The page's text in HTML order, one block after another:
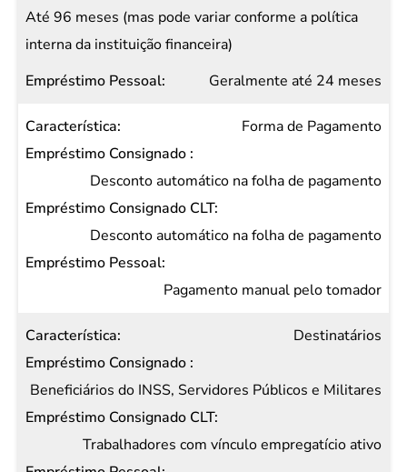
Até 96 meses (mas pode variar conforme a política
interna da instituição financeira)
Geralmente até 24 meses
Forma de Pagamento
Desconto automático na folha de pagamento
Desconto automático na folha de pagamento
Pagamento manual pelo tomador
Destinatários
Beneficiários do INSS, Servidores Públicos e Militares
Trabalhadores com vínculo empregatício ativo